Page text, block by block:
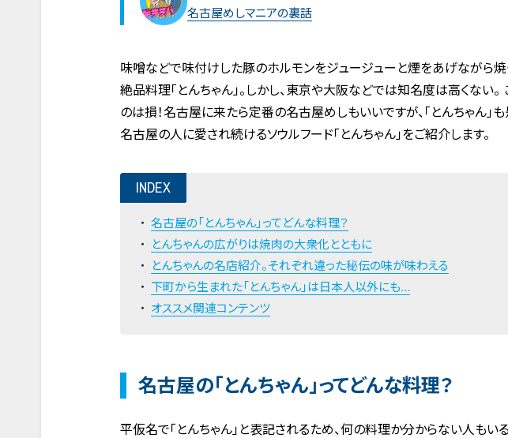
名古屋めしマニアの裏話
味噌などで味付けした豚のホルモンをジュージューと煙をあげながら
絶品料理「とんちゃん」。しかし、東京や大阪などでは知名度は高くない
のは損！名古屋に来たら定番の名古屋めしもいいですが、「とんちゃん」
名古屋の人に愛され続けるソウルフード「とんちゃん」をご紹介します。
INDEX
名古屋の「とんちゃん」ってどんな料理？
とんちゃんの広がりは焼肉の大衆化とともに
とんちゃんの名店紹介。それぞれ違った秘伝の味が味わえる
下町から生まれた「とんちゃん」は日本人以外にも…
オススメ関連コンテンツ
名古屋の「とんちゃん」ってどんな料理？
平仮名で「とんちゃん」と表記されるため、何の料理か分からない人もい